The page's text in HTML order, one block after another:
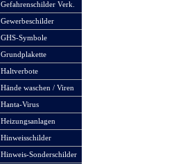
Gefahrenschilder Verk.
Gewerbeschilder
GHS-Symbole
Grundplakette
Haltverbote
Hände waschen / Viren
Hanta-Virus
Heizungsanlagen
Hinweisschilder
Hinweis-Sonderschilder